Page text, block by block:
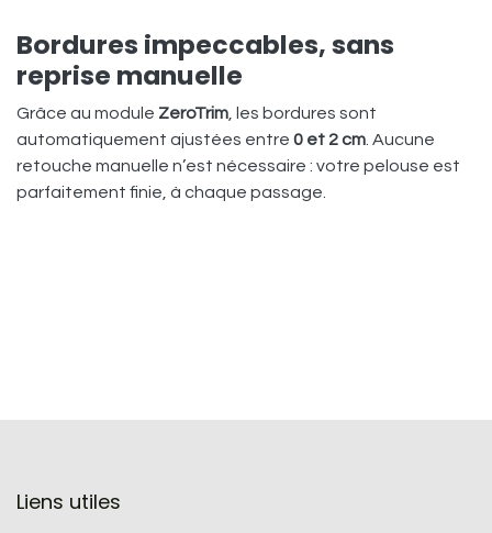
Bordures impeccables, sans
reprise manuelle
Grâce au module ZeroTrim , les bordures sont
automatiquement ajustées entre 0 et 2 cm . Aucune
retouche manuelle n’est nécessaire : votre pelouse est
parfaitement finie, à chaque passage.
Liens utiles